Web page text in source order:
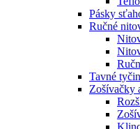
Pásky
Ručné
Tavné
Zošívačky